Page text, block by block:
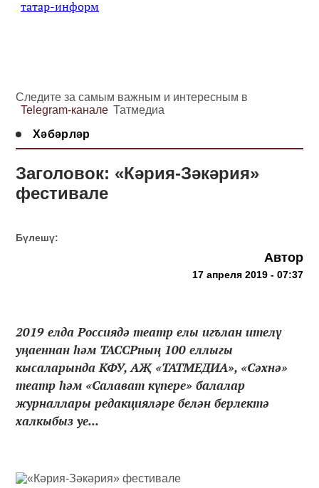
татар-информ
Следите за самым важным и интересным в
Telegram-канале Татмедиа
Хәбәрләр
Заголовок: «Кәрия-Зәкәрия»
фестивале
Бүлешү:
Автор
17 апреля 2019 - 07:37
2019 елда Россиядә театр елы игълан ителү
уңаеннан һәм ТАССРның 100 еллыгы
кысаларында КФУ, АҖ «ТАТМЕДИА», «Сәхнә»
театр һәм «Салават күпере» балалар
журналлары редакцияләре белән берлектә
халкыбыз уе...